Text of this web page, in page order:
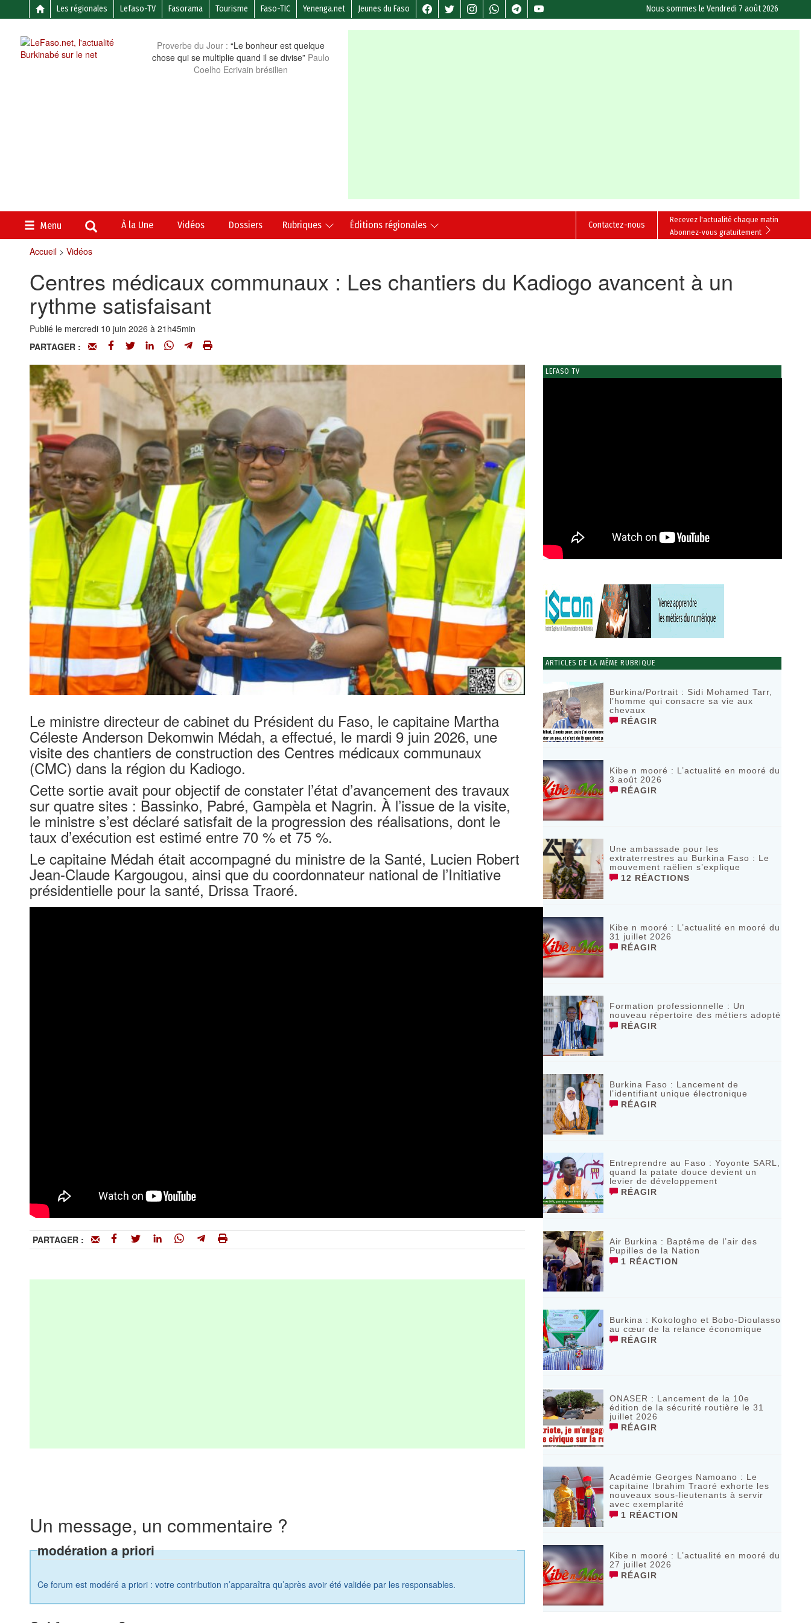
Les régionales Lefaso-TV Fasorama Tourisme Faso-TIC Yenenga.net Jeunes du Faso Nous sommes leVendredi 7 août 2026
Proverbe du Jour : “Le bonheur est quelque
chose qui se multiplie quand il se divise” Paulo
Coelho Ecrivain brésilien
Menu À la Une Vidéos Dossiers Rubriques Éditions régionales
Recevez l'actualité chaque matin
Abonnez-vous gratuitement
Contactez-nous
Accueil> Vidéos
Centres médicaux communaux : Les chantiers du Kadiogo avancent à un
rythme satisfaisant
Publié le mercredi 10 juin 2026 à 21h45min
PARTAGER :
Le ministre directeur de cabinet du Président du Faso, le capitaine Martha
Céleste Anderson Dekomwin Médah, a effectué, le mardi 9 juin 2026, une
visite des chantiers de construction des Centres médicaux communaux
(CMC) dans la région du Kadiogo.
Cette sortie avait pour objectif de constater l’état d’avancement des travaux
sur quatre sites : Bassinko, Pabré, Gampèla et Nagrin. À l’issue de la visite,
le ministre s’est déclaré satisfait de la progression des réalisations, dont le
taux d’exécution est estimé entre 70 % et 75 %.
Le capitaine Médah était accompagné du ministre de la Santé, Lucien Robert
Jean-Claude Kargougou, ainsi que du coordonnateur national de l’Initiative
présidentielle pour la santé, Drissa Traoré.
PARTAGER :
Un message, un commentaire ?
modération a priori
Ce forum est modéré a priori : votre contribution n’apparaîtra qu’après avoir été validée par les responsables.
LEFASO TV
ARTICLES DE LA MÊME RUBRIQUE
Burkina/Portrait : Sidi Mohamed Tarr,
l’homme qui consacre sa vie aux
chevaux
RÉAGIR
Kibe n mooré : L’actualité en mooré du
3 août 2026
RÉAGIR
Une ambassade pour les
extraterrestres au Burkina Faso : Le
mouvement raëlien s’explique
12 RÉACTIONS
Kibe n mooré : L’actualité en mooré du
31 juillet 2026
RÉAGIR
Formation professionnelle : Un
nouveau répertoire des métiers adopté
RÉAGIR
Burkina Faso : Lancement de
l’identifiant unique électronique
RÉAGIR
Entreprendre au Faso : Yoyonte SARL,
quand la patate douce devient un
levier de développement
RÉAGIR
Air Burkina : Baptême de l’air des
Pupilles de la Nation
1 RÉACTION
Burkina : Kokologho et Bobo-Dioulasso
au cœur de la relance économique
RÉAGIR
ONASER : Lancement de la 10e
édition de la sécurité routière le 31
juillet 2026
RÉAGIR
Académie Georges Namoano : Le
capitaine Ibrahim Traoré exhorte les
nouveaux sous-lieutenants à servir
avec exemplarité
1 RÉACTION
Kibe n mooré : L’actualité en mooré du
27 juillet 2026
RÉAGIR